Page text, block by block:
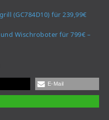
(GC784D10) für 239,99€
Wischroboter für 799€ –
E-Mail